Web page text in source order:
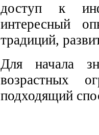
доступ к
интересный
традиций,
Для начала
возрастных
подходящий